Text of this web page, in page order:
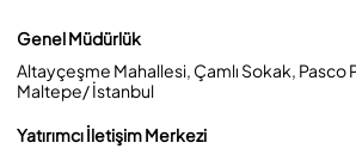
Genel Müdürlük
Altayçeşme Mahallesi, Çamlı Sokak, Pasco
Maltepe/ İstanbul
Yatırımcı İletişim Merkezi